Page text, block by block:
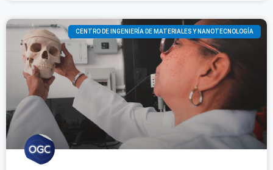
CENTRO DE INGENIERÍA DE MATERIALES Y NANOTECNOLOGÍA